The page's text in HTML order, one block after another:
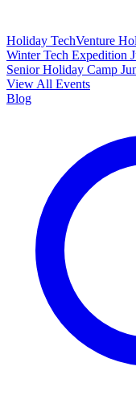
Holiday TechVenture
Winter Tech Expedition
SeniorHoliday Camp
View All Events
Blog